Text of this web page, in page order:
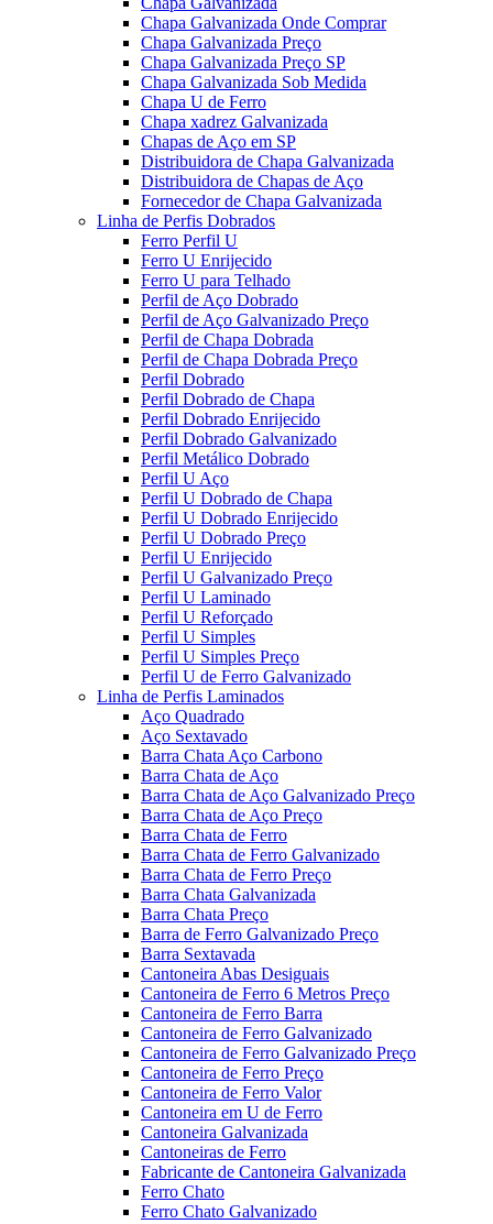
Chapa Galvanizada Onde Comprar
Chapa Galvanizada Preço
Chapa Galvanizada Preço SP
Chapa Galvanizada Sob Medida
Chapa U de Ferro
Chapa xadrez Galvanizada
Chapas de Aço em SP
Distribuidora de Chapa Galvanizada
Distribuidora de Chapas de Aço
Fornecedor de Chapa Galvanizada
Linha de Perfis Dobrados
Ferro Perfil U
Ferro U Enrijecido
Ferro U para Telhado
Perfil de Aço Dobrado
Perfil de Aço Galvanizado Preço
Perfil de Chapa Dobrada
Perfil de Chapa Dobrada Preço
Perfil Dobrado
Perfil Dobrado de Chapa
Perfil Dobrado Enrijecido
Perfil Dobrado Galvanizado
Perfil Metálico Dobrado
Perfil U Aço
Perfil U Dobrado de Chapa
Perfil U Dobrado Enrijecido
Perfil U Dobrado Preço
Perfil U Enrijecido
Perfil U Galvanizado Preço
Perfil U Laminado
Perfil U Reforçado
Perfil U Simples
Perfil U Simples Preço
Perfil U de Ferro Galvanizado
Linha de Perfis Laminados
Aço Quadrado
Aço Sextavado
Barra Chata Aço Carbono
Barra Chata de Aço
Barra Chata de Aço Galvanizado Preço
Barra Chata de Aço Preço
Barra Chata de Ferro
Barra Chata de Ferro Galvanizado
Barra Chata de Ferro Preço
Barra Chata Galvanizada
Barra Chata Preço
Barra de Ferro Galvanizado Preço
Barra Sextavada
Cantoneira Abas Desiguais
Cantoneira de Ferro 6 Metros Preço
Cantoneira de Ferro Barra
Cantoneira de Ferro Galvanizado
Cantoneira de Ferro Galvanizado Preço
Cantoneira de Ferro Preço
Cantoneira de Ferro Valor
Cantoneira em U de Ferro
Cantoneira Galvanizada
Cantoneiras de Ferro
Fabricante de Cantoneira Galvanizada
Ferro Chato
Ferro Chato Galvanizado